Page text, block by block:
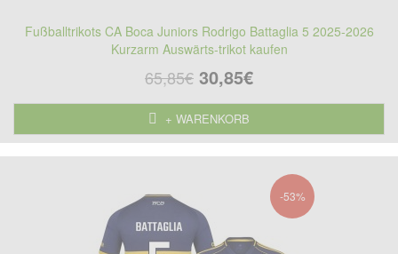
Fußballtrikots CA Boca Juniors Rodrigo Battaglia 5 2025-2026
Kurzarm Auswärts-trikot kaufen
65,85€ 30,85€
+ WARENKORB
-53%